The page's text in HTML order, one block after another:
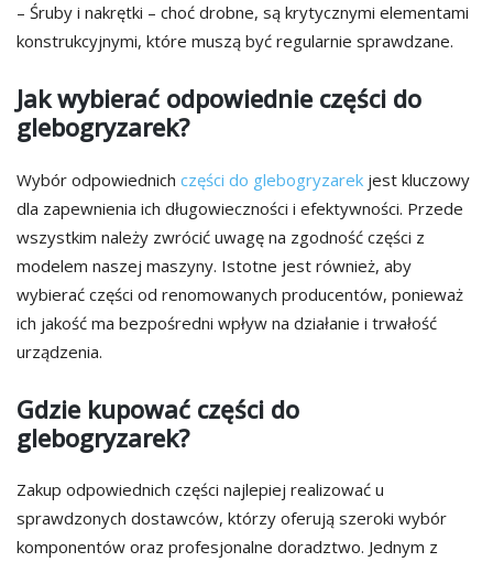
– Śruby i nakrętki – choć drobne, są krytycznymi elementami
konstrukcyjnymi, które muszą być regularnie sprawdzane.
Jak wybierać odpowiednie części do
glebogryzarek?
Wybór odpowiednich części do glebogryzarek jest kluczowy
dla zapewnienia ich długowieczności i efektywności. Przede
wszystkim należy zwrócić uwagę na zgodność części z
modelem naszej maszyny. Istotne jest również, aby
wybierać części od renomowanych producentów, ponieważ
ich jakość ma bezpośredni wpływ na działanie i trwałość
urządzenia.
Gdzie kupować części do
glebogryzarek?
Zakup odpowiednich części najlepiej realizować u
sprawdzonych dostawców, którzy oferują szeroki wybór
komponentów oraz profesjonalne doradztwo. Jednym z